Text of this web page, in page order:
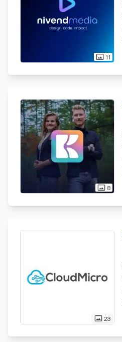
photo_size_select_actual 11
photo_size_select_actual 8
photo_size_select_actual23